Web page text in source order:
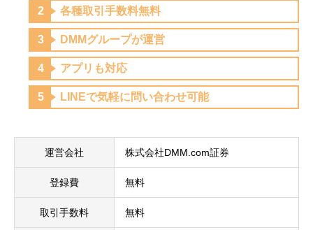
各種取引手数料無料
DMMグループが運営
アプリも対応
LINEで気軽に問い合わせ可能
運営会社 株式会社DMM.com証券
登録費 無料
取引手数料 無料